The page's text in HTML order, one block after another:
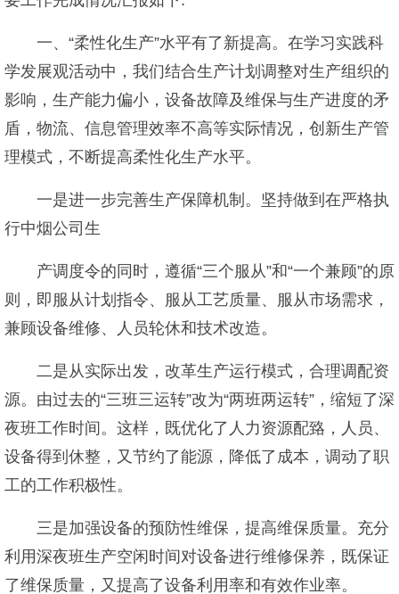
一、“柔性化生产”水平有了新提高。在学习实践科
学发展观活动中，我们结合生产计划调整对生产组织的
影响，生产能力偏小，设备故障及维保与生产进度的矛
盾，物流、信息管理效率不高等实际情况，创新生产管
理模式，不断提高柔性化生产水平。
一是进一步完善生产保障机制。坚持做到在严格执
行中烟公司生
产调度令的同时，遵循“三个服从”和“一个兼顾”的原
则，即服从计划指令、服从工艺质量、服从市场需求，
兼顾设备维修、人员轮休和技术改造。
二是从实际出发，改革生产运行模式，合理调配资
源。由过去的“三班三运转”改为“两班两运转”，缩短了深
夜班工作时间。这样，既优化了人力资源配臵，人员、
设备得到休整，又节约了能源，降低了成本，调动了职
工的工作积极性。
三是加强设备的预防性维保，提高维保质量。充分
利用深夜班生产空闲时间对设备进行维修保养，既保证
了维保质量，又提高了设备利用率和有效作业率。